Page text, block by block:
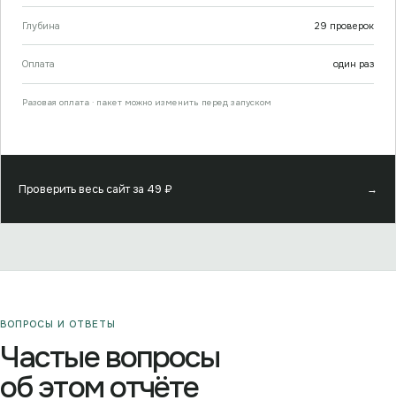
Глубина 29 проверок
Оплата один раз
Разовая оплата · пакет можно изменить перед запуском
Проверить весь сайт за 49 ₽ →
ВОПРОСЫ И ОТВЕТЫ
Частые вопросы
об этом отчёте